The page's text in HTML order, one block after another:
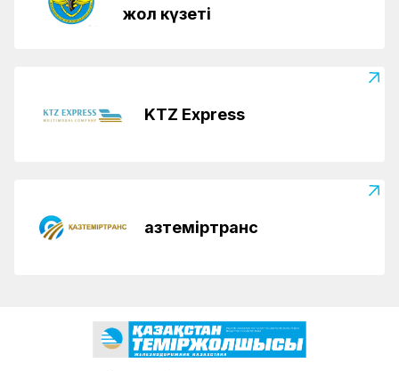
жол күзеті
KTZ Express
Қазтеміртранс